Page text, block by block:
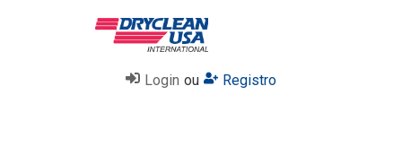
Login ou Registro